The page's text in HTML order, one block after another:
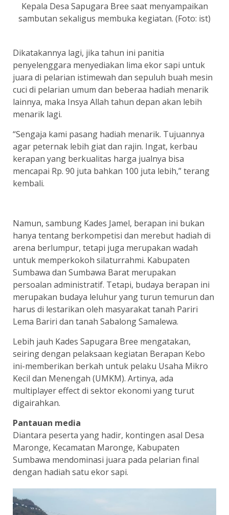
Kepala Desa Sapugara Bree saat menyampaikan
sambutan sekaligus membuka kegiatan. (Foto: ist)
Dikatakannya lagi, jika tahun ini panitia
penyelenggara menyediakan lima ekor sapi untuk
juara di pelarian istimewah dan sepuluh buah mesin
cuci di pelarian umum dan beberaa hadiah menarik
lainnya, maka Insya Allah tahun depan akan lebih
menarik lagi.
“Sengaja kami pasang hadiah menarik. Tujuannya
agar peternak lebih giat dan rajin. Ingat, kerbau
kerapan yang berkualitas harga jualnya bisa
mencapai Rp. 90 juta bahkan 100 juta lebih,” terang
kembali.
Namun, sambung Kades Jamel, berapan ini bukan
hanya tentang berkompetisi dan merebut hadiah di
arena berlumpur, tetapi juga merupakan wadah
untuk memperkokoh silaturrahmi. Kabupaten
Sumbawa dan Sumbawa Barat merupakan
persoalan administratif. Tetapi, budaya berapan ini
merupakan budaya leluhur yang turun temurun dan
harus di lestarikan oleh masyarakat tanah Pariri
Lema Bariri dan tanah Sabalong Samalewa.
Lebih jauh Kades Sapugara Bree mengatakan,
seiring dengan pelaksaan kegiatan Berapan Kebo
ini-memberikan berkah untuk pelaku Usaha Mikro
Kecil dan Menengah (UMKM). Artinya, ada
multiplayer effect di sektor ekonomi yang turut
digairahkan.
Pantauan media
Diantara peserta yang hadir, kontingen asal Desa
Maronge, Kecamatan Maronge, Kabupaten
Sumbawa mendominasi juara pada pelarian final
dengan hadiah satu ekor sapi.